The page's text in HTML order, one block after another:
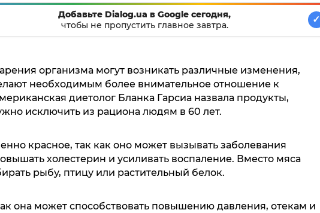
Добавьте Dialog.ua в Google сегодня,
чтобы не пропустить главное завтра.
✓
организма могут возникать различные изменения,
необходимым более внимательное отношение к
диетолог Бланка Гарсиа назвала продукты,
исключить из рациона людям в 60 лет.
красное, так как оно может вызывать заболевания
холестерин и усиливать воспаление. Вместо мяса
рыбу, птицу или растительный белок.
она может способствовать повышению давления, отекам и